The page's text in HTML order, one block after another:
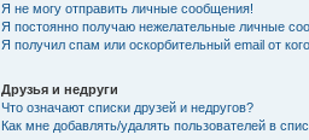
Я не могу отправить личные сообщения!
Я постоянно получаю нежелательные личные
Я получил спам или оскорбительный email от
Друзья и недруги
Что означают списки друзей и недругов?
Как мне добавлять/удалять пользователей в